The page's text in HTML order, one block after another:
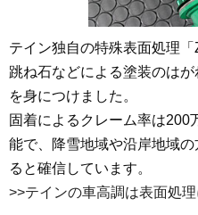
テイン独自の特殊表面処理
跳ね石などによる塗装のは
を身につけました。
固着によるクレーム率は200
能で、降雪地域や沿岸地域
ると確信しています。
>>テインの車高調は表面処